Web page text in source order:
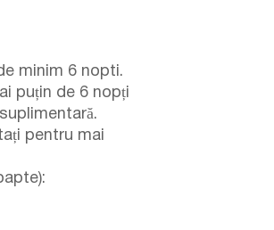
minim 6 nopti.
puțin de 6 nopți
pentru mai